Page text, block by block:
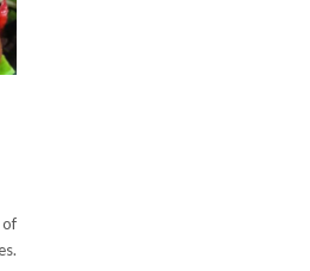
of